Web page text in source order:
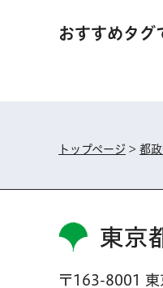
おすすめタグ
トップページ > 都
東京都
〒163-8001 東